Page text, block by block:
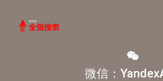
微信：